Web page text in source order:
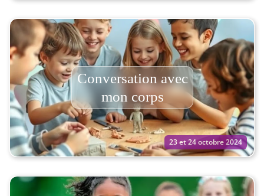
23 et 24 octobre 2024
Conversation avec
mon corps